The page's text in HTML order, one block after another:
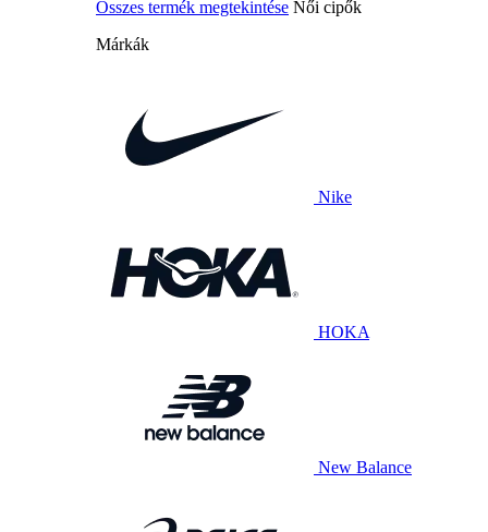
Összes termék megtekintése Női cipők
Márkák
Nike
HOKA
New Balance